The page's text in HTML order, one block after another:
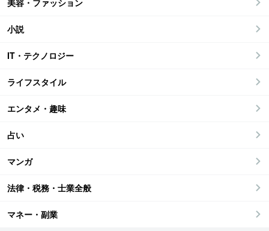
美容・ファッション
小説
IT・テクノロジー
ライフスタイル
エンタメ・趣味
占い
マンガ
法律・税務・士業全般
マネー・副業